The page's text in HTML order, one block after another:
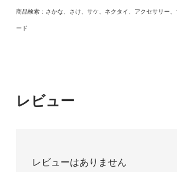
商品検索：さかな、さけ、サケ、ネクタイ、アクセサリー
ード
レビュー
レビューはありません